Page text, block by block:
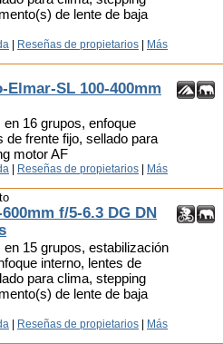
de lente de baja
Reseñas de propietarios
Más
Elmar-SL 100-400mm
16 grupos, enfoque
de frente fijo, sellado para
motor AF
Reseñas de propietarios
Más
f/5-6.3 DG DN
en 15 grupos, estabilización
interno, lentes de
para clima, stepping
de lente de baja
Reseñas de propietarios
Más